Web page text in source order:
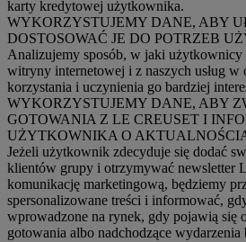
karty kredytowej użytkownika.
WYKORZYSTUJEMY DANE, ABY
DOSTOSOWAĆ JE DO POTRZEB
Analizujemy sposób, w jaki użytkownicy
witryny internetowej i z naszych usług w
korzystania i uczynienia go bardziej
WYKORZYSTUJEMY DANE, ABY
GOTOWANIA Z LE CREUSET I
UŻYTKOWNIKA O
Jeżeli użytkownik zdecyduje się dodać
klientów grupy i otrzymywać newsletter
komunikację marketingową, będziemy
spersonalizowane treści i informować,
wprowadzone na rynek, gdy pojawią się
gotowania albo nadchodzące wydarzenia